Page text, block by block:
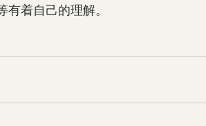
等有着自己的理解。